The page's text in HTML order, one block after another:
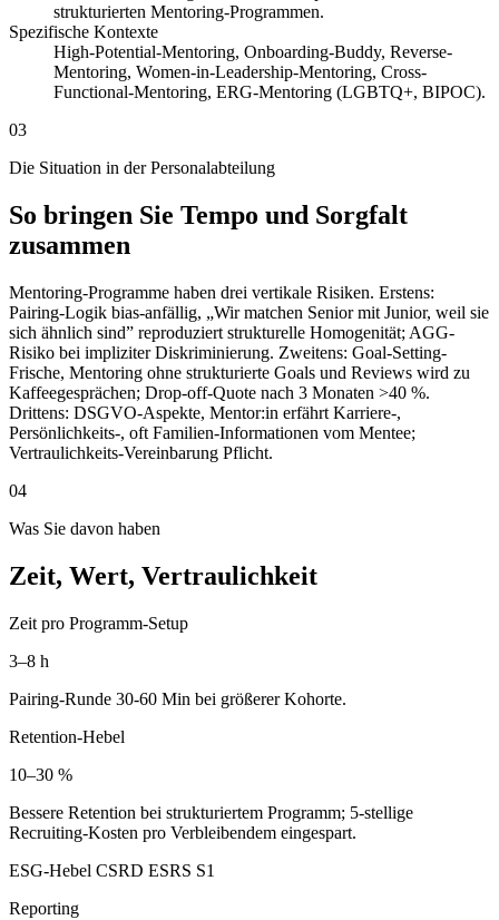
strukturierten Mentoring-Programmen.
Spezifische Kontexte
High-Potential-Mentoring, Onboarding-Buddy, Reverse-
Mentoring, Women-in-Leadership-Mentoring, Cross-
Functional-Mentoring, ERG-Mentoring (LGBTQ+, BIPOC).
03
Die Situation in der Personalabteilung
So bringen Sie Tempo und Sorgfalt
zusammen
Mentoring-Programme haben drei vertikale Risiken. Erstens:
Pairing-Logik bias-anfällig, „Wir matchen Senior mit Junior, weil sie
sich ähnlich sind” reproduziert strukturelle Homogenität; AGG-
Risiko bei impliziter Diskriminierung. Zweitens: Goal-Setting-
Frische, Mentoring ohne strukturierte Goals und Reviews wird zu
Kaffeegesprächen; Drop-off-Quote nach 3 Monaten >40 %.
Drittens: DSGVO-Aspekte, Mentor:in erfährt Karriere-,
Persönlichkeits-, oft Familien-Informationen vom Mentee;
Vertraulichkeits-Vereinbarung Pflicht.
04
Was Sie davon haben
Zeit, Wert, Vertraulichkeit
Zeit pro Programm-Setup
3–8 h
Pairing-Runde 30-60 Min bei größerer Kohorte.
Retention-Hebel
10–30 %
Bessere Retention bei strukturiertem Programm; 5-stellige
Recruiting-Kosten pro Verbleibendem eingespart.
ESG-Hebel CSRD ESRS S1
Reporting